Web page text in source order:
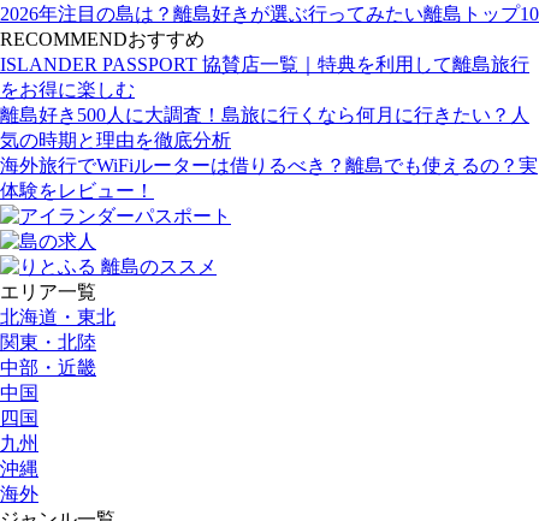
2026年注目の島は？離島好きが選ぶ行ってみたい離島トップ10
RECOMMENDおすすめ
ISLANDER PASSPORT 協賛店一覧｜特典を利用して離島旅行
をお得に楽しむ
離島好き500人に大調査！島旅に行くなら何月に行きたい？人
気の時期と理由を徹底分析
海外旅行でWiFiルーターは借りるべき？離島でも使えるの？実
体験をレビュー！
エリア一覧
北海道・東北
関東・北陸
中部・近畿
中国
四国
九州
沖縄
海外